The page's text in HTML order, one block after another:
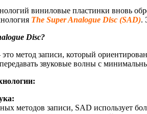
виниловые пластинки вновь
The Super Analogue Disc (SAD).
Disc?
метод записи, который
звуковые волны с
методов записи, SAD использует